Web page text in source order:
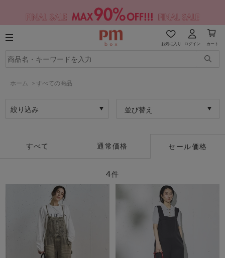
お気に入り ログイン カート
ホーム > すべての商品
絞り込み 並び替え
すべて 通常価格 セール価格
4件